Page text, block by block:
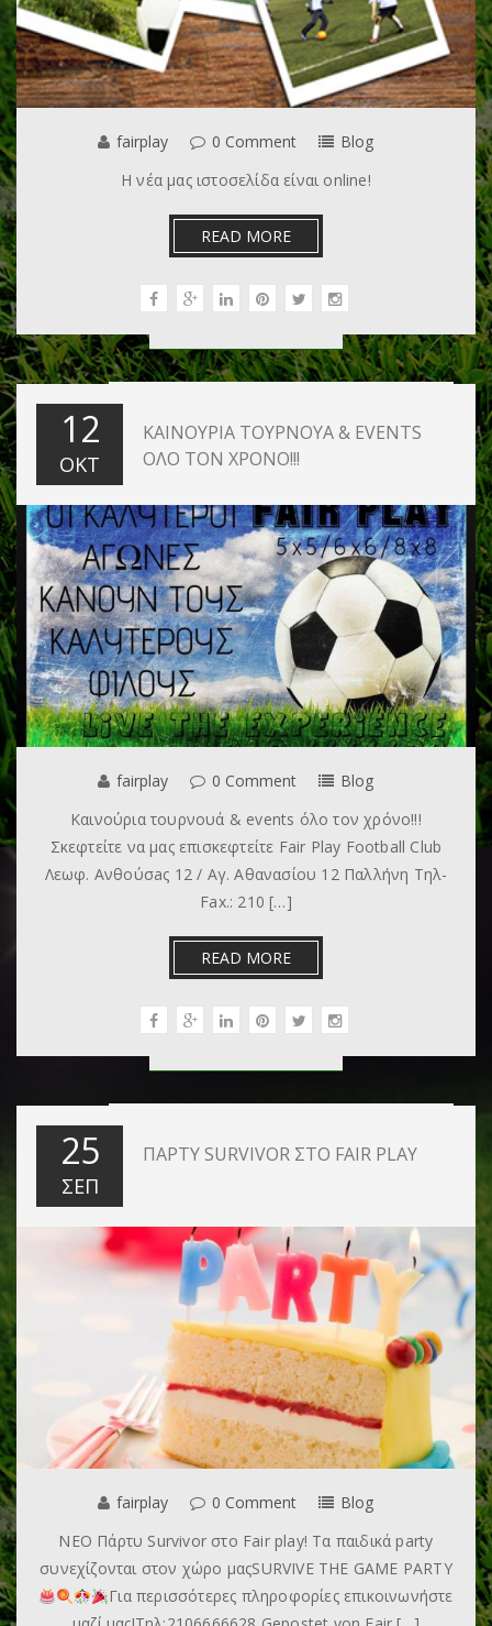
fairplay 0 Comment
Blog
Η νέα μας ιστοσελίδα είναι online!
READ MORE
12
ΟΚΤ
ΚΑΙΝΟΥΡΙΑ ΤΟΥΡΝΟΥΑ & EVENTS
ΟΛΟ ΤΟΝ ΧΡΟΝΟ!!!
fairplay 0 Comment
Blog
Καινούρια τουρνουά & events όλο τον χρόνο!!!
Σκεφτείτε να μας επισκεφτείτε Fair Play Football Club
Λεωφ. Ανθούσaς 12 / Αγ. Αθανασίου 12 Παλλήνη Τηλ-
Fax.: 210 […]
READ MORE
25
ΣΕΠ
ΠΆΡΤΥ SURVIVOR ΣΤΟ FAIR PLAY
fairplay 0 Comment
Blog
ΝΕΟ Πάρτυ Survivor στο Fair play! Τα παιδικά party
συνεχίζονται στον χώρο μαςSURVIVE THE GAME PARTY
Για περισσότερες πληροφορίες επικοινωνήστε